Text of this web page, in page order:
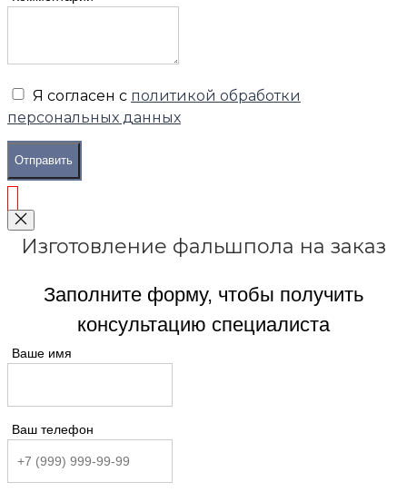
Я согласен с политикой обработки
персональных данных
Отправить
Изготовление фальшпола на заказ
Заполните форму, чтобы получить
консультацию специалиста
Ваше имя
Ваш телефон